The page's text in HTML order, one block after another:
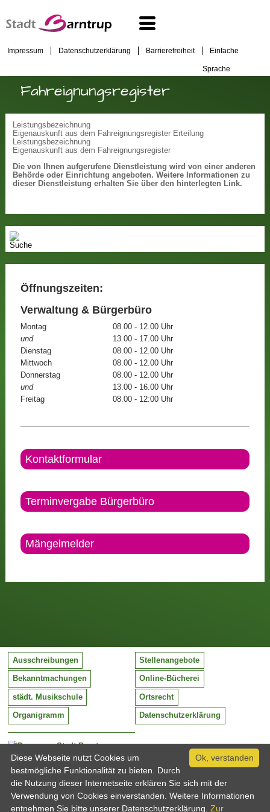
Impressum Datenschutzerklärung Barrierefreiheit Einfache
Sprache
Fahreignungsregister
Leistungsbezeichnung
Eigenauskunft aus dem Fahreignungsregister Erteilung
Leistungsbezeichnung
Eigenauskunft aus dem Fahreignungsregister
Die von Ihnen aufgerufene Dienstleistung wird von einer anderen
Behörde oder Einrichtung angeboten. Weitere Informationen zu
dieser Dienstleistung erhalten Sie über den hinterlegten Link.
Öffnungszeiten:
Verwaltung & Bürgerbüro
Montag
08.00 - 12.00 Uhr
und
13.00 - 17.00 Uhr
Dienstag
08.00 - 12.00 Uhr
Mittwoch
08.00 - 12.00 Uhr
Donnerstag
08.00 - 12.00 Uhr
und
13.00 - 16.00 Uhr
Freitag
08.00 - 12:00 Uhr
Kontaktformular
Terminvergabe Bürgerbüro
Mängelmelder
Stadt Barntrup
Mittelstraße 38
32683 Barntrup
Tel:
Email:
05263 / 409-0
info@barntrup.de
Ausschreibungen Stellenangebote
Bekanntmachungen Online-Bücherei
städt. Musikschule Ortsrecht
Organigramm Datenschutzerklärung
Ok, verstanden
Diese Webseite nutzt Cookies um
bestmögliche Funktionalität zu bieten. Durch
die Nutzung dieser Internetseite erklären Sie sich mit der
Verwendung von Cookies einverstanden. Weitere Informationen
entnehmen Sie bitte unserer Datenschutzerklärung. Zur